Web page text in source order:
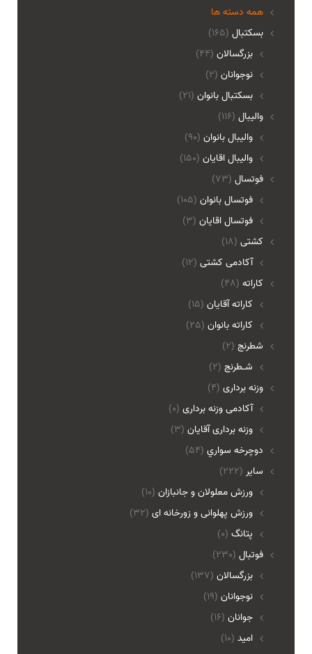
همه دسته ها
(165) بسکتبال
بزرگسالان (44)
نوجوانان (2)
بسکتبال بانوان (21)
(116) والیبال
واليبال بانوان (90)
واليبال اقايان (150)
(73) فوتسال
فوتسال بانوان (105)
فوتسال اقايان (3)
(18) کشتی
آکادمی کشتی (12)
(48) کاراته
کاراته آقایان (15)
کاراته بانوان (25)
(2) شطرنج
شـطرنج (2)
(4) وزنه برداری
آکادمی وزنه برداری (0)
وزنه برداری آقایان (3)
(54) دوچرخه سواري
(222) ساير
ورزش معلولان و جانبازان (10)
ورزش پهلوانی و زورخانه ای (32)
پتانگ (0)
(230) فوتبال
بزرگسالان (137)
نوجوانان (19)
جوانان (16)
امید (10)